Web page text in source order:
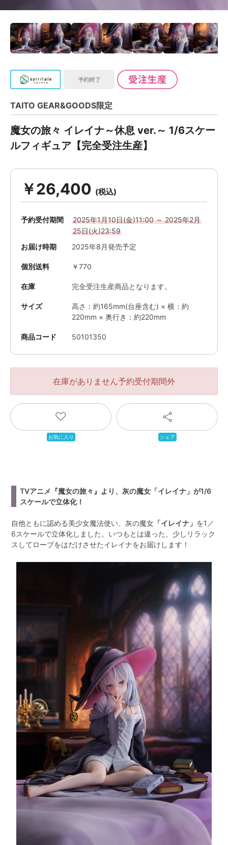
魔女の旅々 イレイナ～休息 ver.～ 1/6スケー
ルフィギュア【完全受注生産】
TAITO GEAR&GOODS限定
￥26,400
商品コード 50101350
予約受付期間
2025年1月10日(金)11:00 ～ 2025年2月
25日(火)23:59
お届け時期
2025年8月発売予定
サイズ
高さ：約165mm(台座含む) × 横：約
220mm × 奥行き：約220mm
個別送料 ￥770
在庫 完全受注生産商品となります。
在庫がありません
TVアニメ『魔女の旅々』より、灰の魔女「イレイナ」が1/6
スケールで立体化！
自他ともに認める美少女魔法使い、灰の魔女 「イレイナ」 を1／
6スケールで立体化しました。いつもとは違った、少しリラック
スしてローブをはだけさせたイレイナをお届けします！